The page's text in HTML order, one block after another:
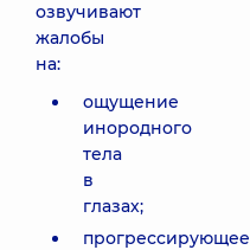
озвучивают
жалобы
на:
ощущение
инородного
тела
в
глазах;
прогрессирующее